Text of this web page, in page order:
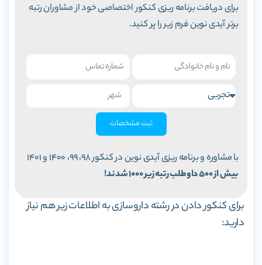
برای دریافت برنامه ریزی کنکور اختصاصی خود از مشاوران رتبه
برتر آیدی نوین فرم زیر را پر کنید.
ثبت مشخصات
با مشاوره و برنامه ریزی آیدی نوین در کنکور 98، 99، 1400 و 1401
بیش از 500 داوطلب رتبه زیر 1000 شدند!
برای کنکور دادن در رشته داروسازی به اطلاعات زیر هم نیاز
دارید: